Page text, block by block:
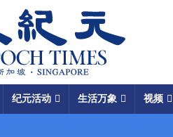
纪元活动 生活万象 视频